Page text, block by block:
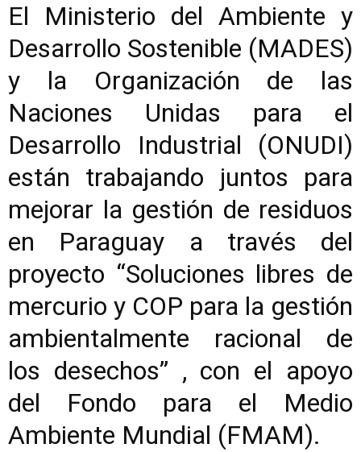
El Ministerio del Ambiente y
Desarrollo Sostenible (MADES)
y la Organización de las
Naciones Unidas para el
Desarrollo Industrial (ONUDI)
están trabajando juntos para
mejorar la gestión de residuos
en Paraguay a través del
proyecto “Soluciones libres de
mercurio y COP para la gestión
ambientalmente racional de
los desechos” , con el apoyo
del Fondo para el Medio
Ambiente Mundial (FMAM).